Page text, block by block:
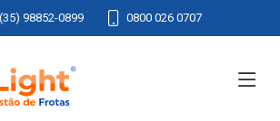
(35) 98852-0899 0800 026 0707